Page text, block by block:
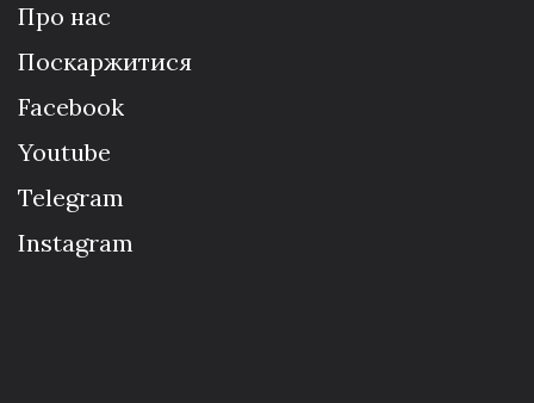
Про нас
Поскаржитися
Facebook
Youtube
Telegram
Instagram